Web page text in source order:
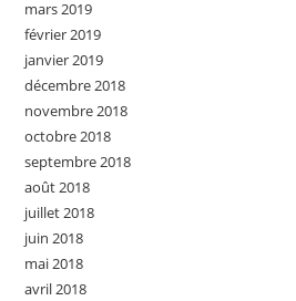
mars 2019
février 2019
janvier 2019
décembre 2018
novembre 2018
octobre 2018
septembre 2018
août 2018
juillet 2018
juin 2018
mai 2018
avril 2018